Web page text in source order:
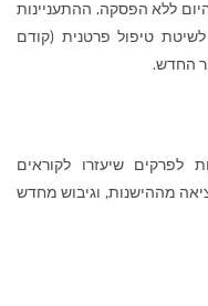
2009 ונמכר עד היום ללא הפסקה. ההתעניינות
טיפול פרטנית (קודם
החדש.
לפרקים שיעזרו לקוראים
מההישנות, וגיבוש מחדש